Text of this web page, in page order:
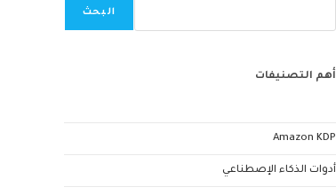
البحث
أهم التصنيفات
Amazon KDP
أدوات الذكاء الإصطناعي